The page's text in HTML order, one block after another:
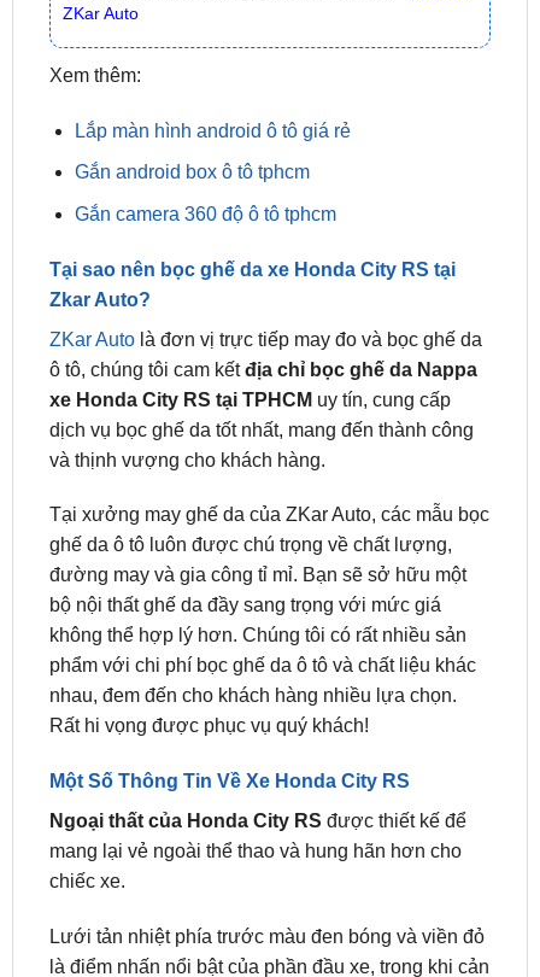
Xem thêm:
Lắp màn hình android ô tô giá rẻ
Tại sao nên bọc ghế da xe Honda City RS tại
ZKar Autolà đơn vị trực tiếp may đo và bọc ghế da
ô tô, chúng tôi cam kết
xe Honda City RS tại TPHCMuy tín, cung cấp
dịch vụ bọc ghế da tốt nhất, mang đến thành công
và thịnh vượng cho khách hàng.
Tại xưởng may ghế da của ZKar Auto, các mẫu bọc
đường may và gia công tỉ mỉ. Bạn sẽ sở hữu một
bộ nội thất ghế da đầy sang trọng với mức giá
không thể hợp lý hơn. Chúng tôi có rất nhiều sản
phẩm với chi phí bọc ghế da ô tô và chất liệu khác
nhau, đem đến cho khách hàng nhiều lựa chọn.
Rất hi vọng được phục vụ quý khách!
Một Số Thông Tin Về Xe Honda City RS
mang lại vẻ ngoài thể thao và hung hãn hơn cho
chiếc xe.
Lưới tản nhiệt phía trước màu đen bóng và viền đỏ
trước và sau thể thao hơn mang lại cho chiếc xe vẻ
ngoài hầm hố hơn.